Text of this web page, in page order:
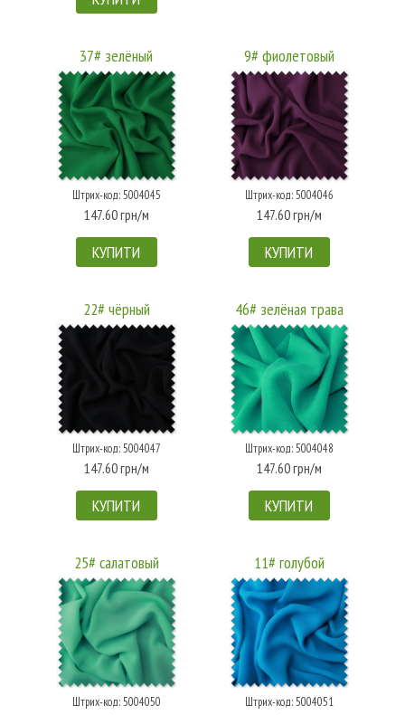
37# зелёный
Штрих-код: 5004045
147.60 грн/м
КУПИТИ
9# фиолетовый
Штрих-код: 5004046
147.60 грн/м
КУПИТИ
22# чёрный
Штрих-код: 5004047
147.60 грн/м
КУПИТИ
46# зелёная трава
Штрих-код: 5004048
147.60 грн/м
КУПИТИ
25# салатовый
Штрих-код: 5004050
11# голубой
Штрих-код: 5004051